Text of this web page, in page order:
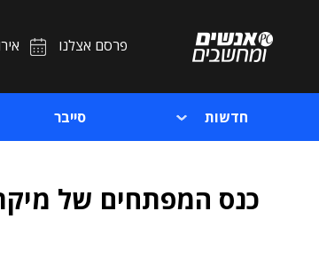
פרסם אצלנו
חדשות סייבר
כנס המפתחים של